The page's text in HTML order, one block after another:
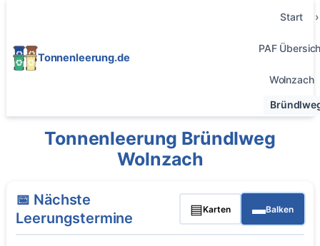
Tonnenleerung.de
Start
PAF
Wolnzach
Tonnenleerung Bründlweg
Wolnzach
📅 Nächste
Leerungstermine
▤Karten ▬Balken